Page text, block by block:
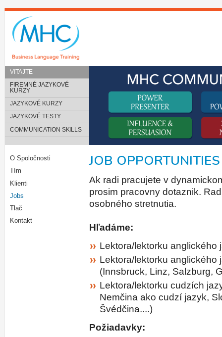
VITAJTE
FIREMNÉ JAZYKOVÉ
KURZY
JAZYKOVÉ KURZY
JAZYKOVÉ TESTY
COMMUNICATION SKILLS
JOB OPPORTUNITIES
Ak radi pracujete v
prosim pracovny dotaznik.
osobného stretnutia.
Hľadáme:
Lektora/lektorku anglického
Lektora/lektorku
(Innsbruck, Linz, Salzburg,
Lektora/lektorku cudzích
Nemčina ako cudzí jazyk,
Švédčina....)
Požiadavky:
O Spoločnosti
Tím
Klienti
Jobs
Tlač
Kontakt